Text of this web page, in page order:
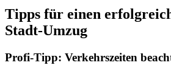
Tipps für einen
Stadt-Umzug
Profi-Tipp: Verkehrszeiten